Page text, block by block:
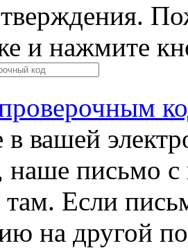
и нажмите
в вашей
письмо с
там. Если
на другой